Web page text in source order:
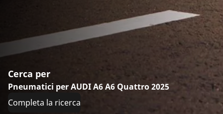
Cerca per
Pneumatici per AUDI A6 A6 Quattro 2025
Completa la ricerca